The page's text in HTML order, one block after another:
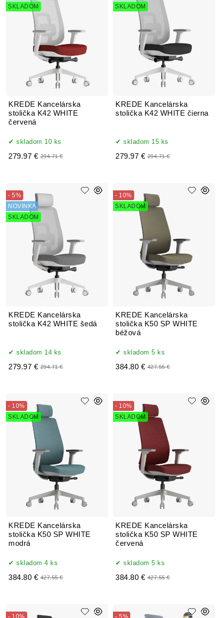
KREDE Kancelárska
stolička K42 WHITE
červená
SKLADOM
skladom 10 ks
279.97 € 294.71 €
KREDE Kancelárska
stolička K42 WHITE čierna
SKLADOM
skladom 15 ks
279.97 € 294.71 €
KREDE Kancelárska
stolička K42 WHITE šedá
- 5%
NOVINKA
SKLADOM
skladom 14 ks
279.97 € 294.71 €
KREDE Kancelárska
stolička K50 SP WHITE
béžová
- 10%
SKLADOM
skladom 5 ks
384.80 € 427.55 €
KREDE Kancelárska
stolička K50 SP WHITE
modrá
- 10%
SKLADOM
skladom 4 ks
384.80 € 427.55 €
KREDE Kancelárska
stolička K50 SP WHITE
červená
- 10%
SKLADOM
skladom 5 ks
384.80 € 427.55 €